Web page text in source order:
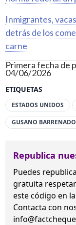
ETIQUETAS
ESTADOS UNIDOS
GUSANO
Inmigrantes,
detrás de los
carne
Primera fecha de
04/06/2026
Republica
Puedes
gratuita
este código en
Contacta con